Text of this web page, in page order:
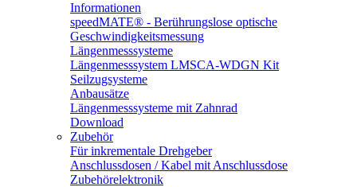
Informationen
speedMATE® - Berührungslose optische
Geschwindigkeitsmessung
Längenmesssysteme
Längenmesssystem LMSCA-WDGN Kit
Seilzugsysteme
Anbausätze
Längenmesssysteme mit Zahnrad
Download
Zubehör
Für inkrementale Drehgeber
Anschlussdosen / Kabel mit Anschlussdose
Zubehörelektronik